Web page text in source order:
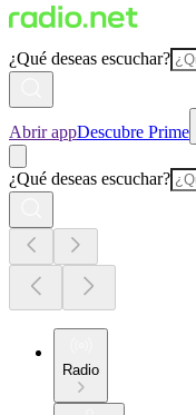
¿Qué deseas escuchar?
Abrir appDescubre Prime
¿Qué deseas escuchar?
Radio